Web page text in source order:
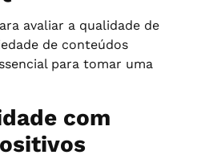
avaliar a qualidade de
de conteúdos
para tomar uma
com